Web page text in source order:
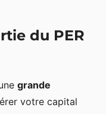
du PER
grande
votre capital